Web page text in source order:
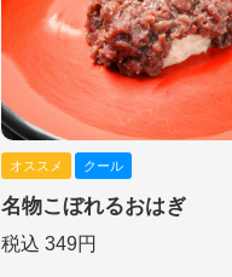
オススメ クール
名物こぼれるおはぎ
税込 349円